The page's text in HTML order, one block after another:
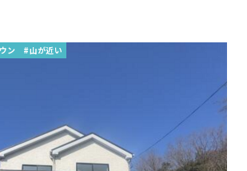
ン #山が近い